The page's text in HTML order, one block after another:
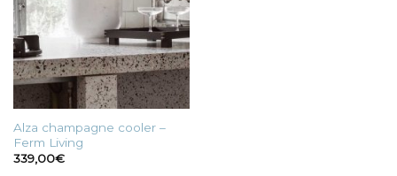
Alza champagne cooler –
Ferm Living
339,00€